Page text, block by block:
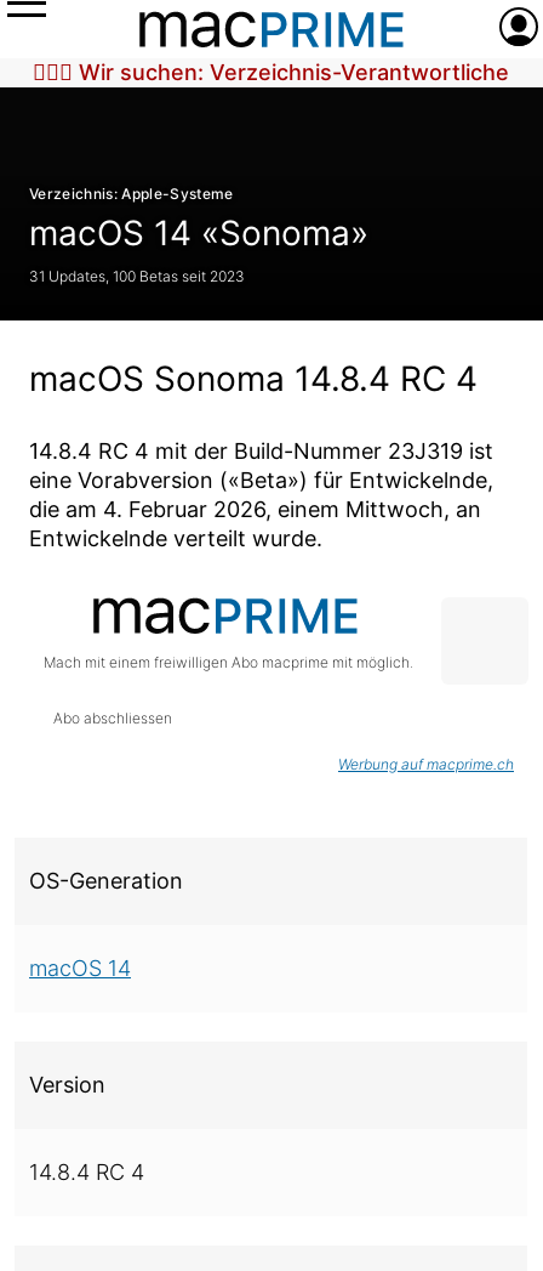
Menü
🕵🏼‍♀️ Wir suchen: Verzeichnis-Verantwortliche
Verzeichnis: Apple-Systeme
macOS 14 «Sonoma»
31 Updates, 100 Betas seit 2023
macOS Sonoma 14.8.4 RC 4
14.8.4 RC 4 mit der Build-Nummer 23J319 ist
eine Vorabversion («Beta») für Entwickelnde,
die am 4. Februar 2026, einem Mittwoch, an
Entwickelnde verteilt wurde.
Mach mit einem freiwilligen Abo macprime mit möglich.
Abo abschliessen
Werbung auf macprime.ch
OS-Generation
macOS 14
Version
14.8.4 RC 4